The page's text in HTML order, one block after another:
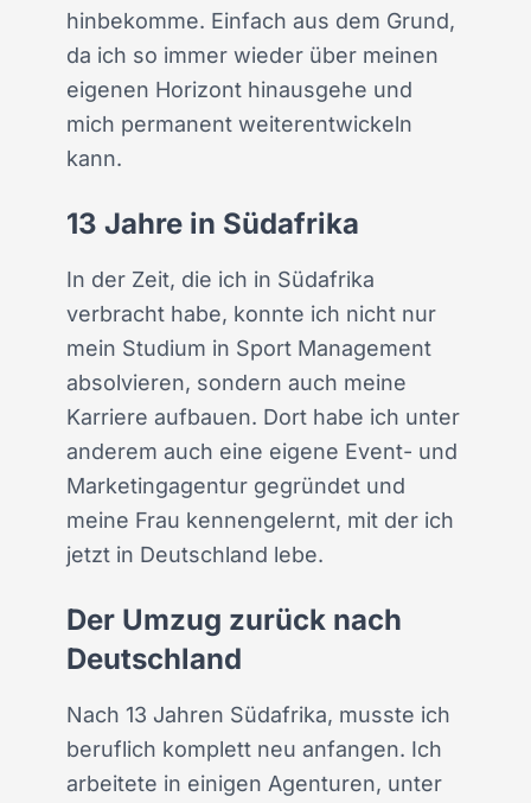
hinbekomme. Einfach aus dem Grund,
da ich so immer wieder über meinen
eigenen Horizont hinausgehe und
mich permanent weiterentwickeln
kann.
13 Jahre in Südafrika
In der Zeit, die ich in Südafrika
verbracht habe, konnte ich nicht nur
mein Studium in Sport Management
absolvieren, sondern auch meine
Karriere aufbauen. Dort habe ich unter
anderem auch eine eigene Event- und
Marketingagentur gegründet und
meine Frau kennengelernt, mit der ich
jetzt in Deutschland lebe.
Der Umzug zurück nach
Deutschland
Nach 13 Jahren Südafrika, musste ich
beruflich komplett neu anfangen. Ich
arbeitete in einigen Agenturen, unter